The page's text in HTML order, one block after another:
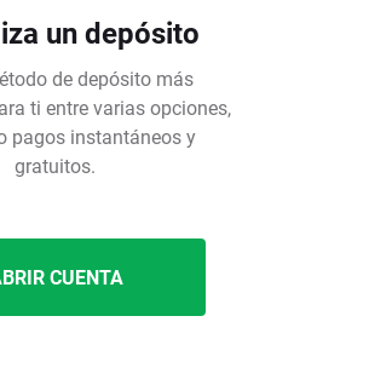
un depósito
de depósito más
ti entre varias opciones,
pagos instantáneos y
gratuitos.
CUENTA